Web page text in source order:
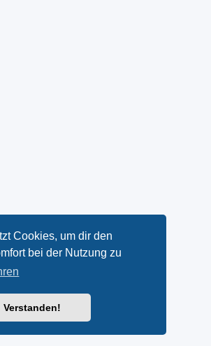
Cookies, um dir den
bei der Nutzung zu
Verstanden!